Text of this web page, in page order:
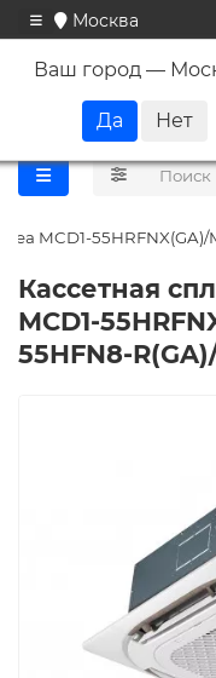
Москва
Ваш город —
MCD1-
Кассетная
MCD1-
55HFN8-